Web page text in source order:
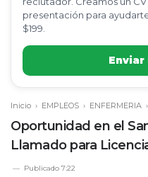
presentación para
$199.
Enviar
Inicio › EMPLEOS › ENFERMERIA ›
Oportunidad en el
Llamado para
Publicado 7:22